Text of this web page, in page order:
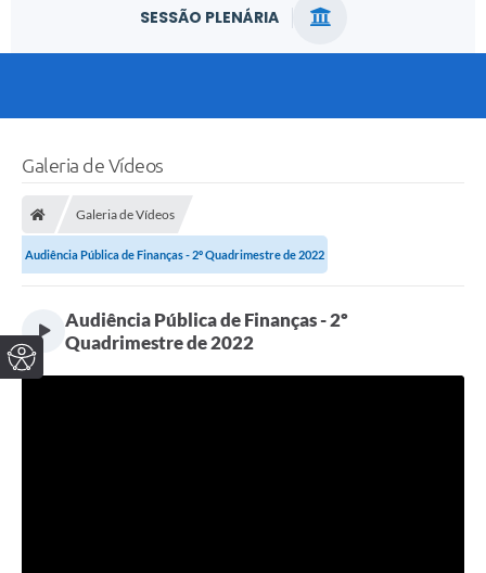
SESSÃO PLENÁRIA
Galeria de Vídeos
Galeria de Vídeos
Audiência Pública de Finanças - 2º Quadrimestre de 2022
Audiência Pública de Finanças - 2º
Quadrimestre de 2022